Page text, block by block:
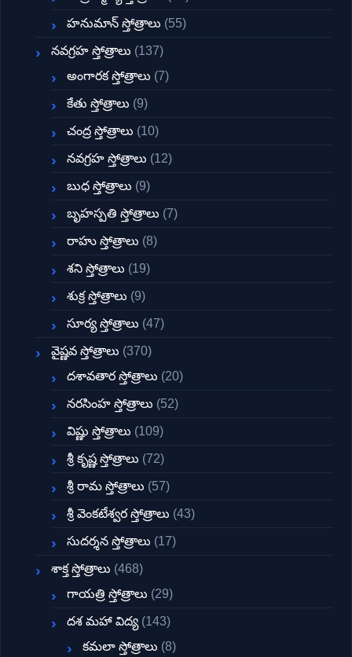
హనుమాన్ స్తోత్రాలు (55)
నవగ్రహ స్తోత్రాలు (137)
అంగారక స్తోత్రాలు (7)
కేతు స్తోత్రాలు (9)
చంద్ర స్తోత్రాలు (10)
నవగ్రహ స్తోత్రాలు (12)
బుధ స్తోత్రాలు (9)
బృహస్పతి స్తోత్రాలు (7)
రాహు స్తోత్రాలు (8)
శని స్తోత్రాలు (19)
శుక్ర స్తోత్రాలు (9)
సూర్య స్తోత్రాలు (47)
వైష్ణవ స్తోత్రాలు (370)
దశావతార స్తోత్రాలు (20)
నరసింహ స్తోత్రాలు (52)
విష్ణు స్తోత్రాలు (109)
శ్రీ కృష్ణ స్తోత్రాలు (72)
శ్రీ రామ స్తోత్రాలు (57)
శ్రీ వెంకటేశ్వర స్తోత్రాలు (43)
సుదర్శన స్తోత్రాలు (17)
శాక్త స్తోత్రాలు (468)
గాయత్రి స్తోత్రాలు (29)
దశ మహా విద్య (143)
కమలా స్తోత్రాలు (8)